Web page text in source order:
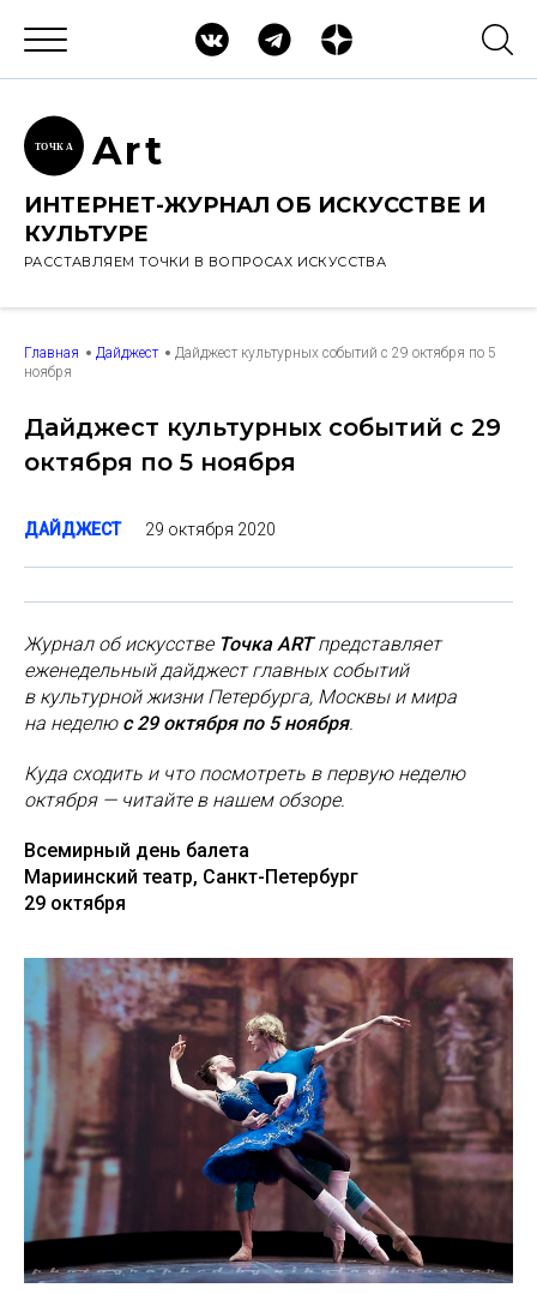
ТОЧК А Art
ИНТЕРНЕТ-ЖУРНАЛ ОБ ИСКУССТВЕ И
КУЛЬТУРЕ
РАССТАВЛЯЕМ ТОЧКИ В ВОПРОСАХ ИСКУССТВА
Главная Дайджест
Дайджест культурных событий с 29 октября по 5
ноября
Дайджест культурных событий с 29
октября по 5 ноября
ДАЙДЖЕСТ 29 октября 2020
Журнал об искусстве Точка ARTпредставляет
еженедельный дайджест главных событий
в культурной жизни Петербурга, Москвы и мира
на неделю с 29 октября по 5 ноября.
Куда сходить и что посмотреть в первую неделю
октября — читайте в нашем обзоре.
Всемирный день балета
Мариинский театр, Санкт-Петербург
29 октября